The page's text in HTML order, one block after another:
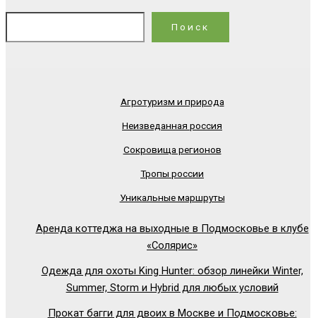
Поиск
Агротуризм и природа
Неизведанная россия
Сокровища регионов
Тропы россии
Уникальные маршруты
Аренда коттеджа на выходные в Подмосковье в клубе
«Солярис»
Одежда для охоты King Hunter: обзор линейки Winter,
Summer, Storm и Hybrid для любых условий
Прокат багги для двоих в Москве и Подмосковье: